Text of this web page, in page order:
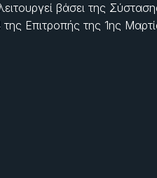
βάσει της
Επιτροπής της 1ης